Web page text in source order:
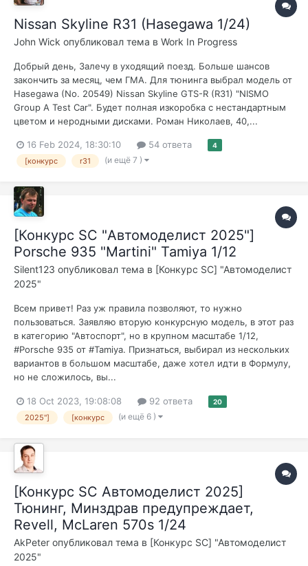
Nissan Skyline R31 (Hasegawa 1/24)
John Wick опубликовал тема в Work In Progress
Добрый день, Залечу в уходящий поезд. Больше шансов
закончить за месяц, чем ГМА. Для тюнинга выбрал модель от
Hasegawa (No. 20549) Nissan Skyline GTS-R (R31) "NISMO
Group A Test Car". Будет полная изкоробка с нестандартным
цветом и неродными дисками. Роман Николаев, 40,...
16 Feb 2024, 18:30:10 54 ответа 4
[конкурс r31 (и ещё 7 )
[Конкурс SC "Автомоделист 2025"]
Porsche 935 "Martini" Tamiya 1/12
Silent123 опубликовал тема в [Конкурс SC] "Автомоделист
2025"
Всем привет! Раз уж правила позволяют, то нужно
пользоваться. Заявляю вторую конкурсную модель, в этот раз
в категорию "Автоспорт", но в крупном масштабе 1/12,
#Porsche 935 от #Tamiya. Признаться, выбирал из нескольких
вариантов в большом масштабе, даже хотел идти в Формулу,
но не сложилось, вы...
18 Oct 2023, 19:08:08 92 ответа 20
2025"] [конкурс (и ещё 6 )
[Конкурс SC Автомоделист 2025]
Тюнинг, Минздрав предупреждает,
Revell, McLaren 570s 1/24
AkPeter опубликовал тема в [Конкурс SC] "Автомоделист
2025"